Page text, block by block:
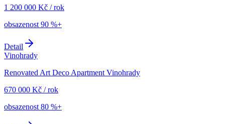
1 200 000 Kč / rok
obsazenost 90 %+
Detail
Vinohrady
Renovated Art Deco Apartment Vinohrady
670 000 Kč / rok
obsazenost 80 %+